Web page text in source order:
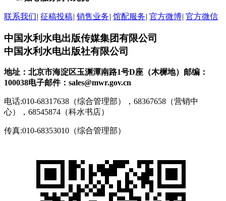
联系我们| 征稿投稿| 销售业务| 馆配服务| 官方微博| 官方微信
中国水利水电出版传媒集团有限公司
中国水利水电出版社有限公司
地址：北京市海淀区玉渊潭南路1号D座（木樨地） 邮编：
100038电子邮件：sales@mwr.gov.cn
电话:010-68317638（综合管理部），68367658（营销中
心），68545874（科水书店）
传真:010-68353010（综合管理部）